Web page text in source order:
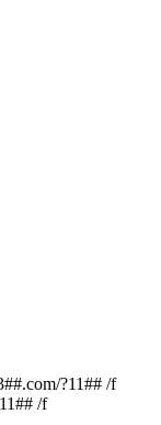
?11## /f
/f